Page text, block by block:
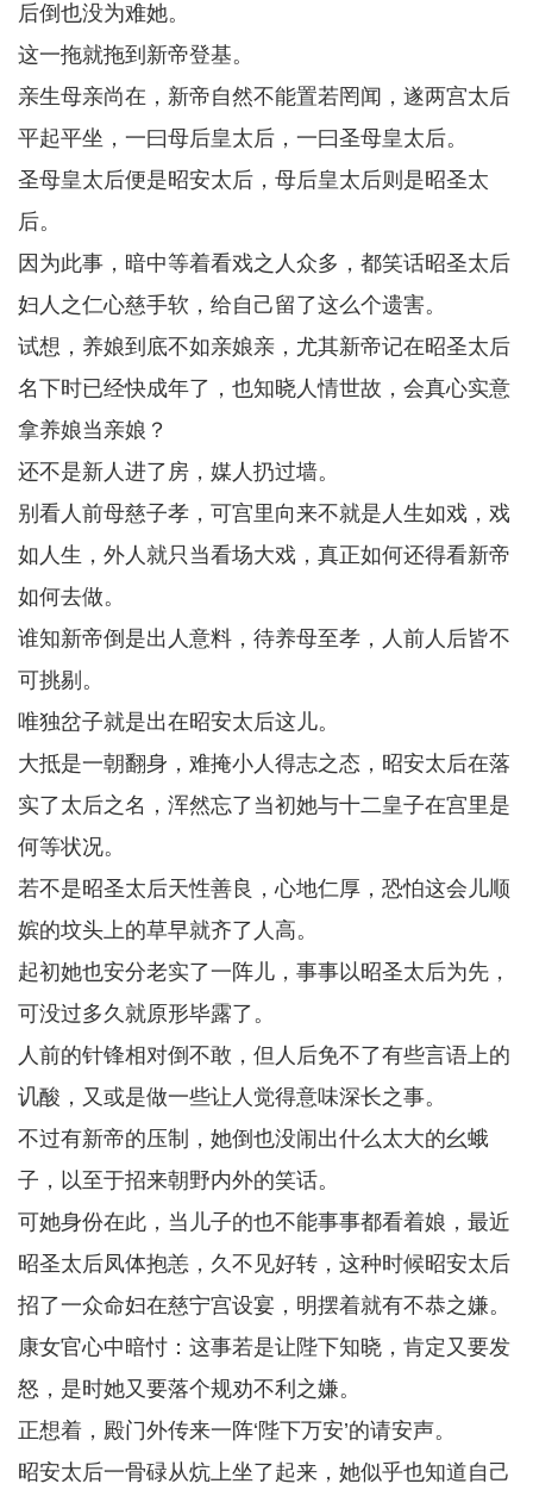
后倒也没为难她。
这一拖就拖到新帝登基。
亲生母亲尚在，新帝自然不能置若罔闻，遂两宫太后
平起平坐，一曰母后皇太后，一曰圣母皇太后。
圣母皇太后便是昭安太后，母后皇太后则是昭圣太
后。
因为此事，暗中等着看戏之人众多，都笑话昭圣太后
妇人之仁心慈手软，给自己留了这么个遗害。
试想，养娘到底不如亲娘亲，尤其新帝记在昭圣太后
名下时已经快成年了，也知晓人情世故，会真心实意
拿养娘当亲娘？
还不是新人进了房，媒人扔过墙。
别看人前母慈子孝，可宫里向来不就是人生如戏，戏
如人生，外人就只当看场大戏，真正如何还得看新帝
如何去做。
谁知新帝倒是出人意料，待养母至孝，人前人后皆不
可挑剔。
唯独岔子就是出在昭安太后这儿。
大抵是一朝翻身，难掩小人得志之态，昭安太后在落
实了太后之名，浑然忘了当初她与十二皇子在宫里是
何等状况。
若不是昭圣太后天性善良，心地仁厚，恐怕这会儿顺
嫔的坟头上的草早就齐了人高。
起初她也安分老实了一阵儿，事事以昭圣太后为先，
可没过多久就原形毕露了。
人前的针锋相对倒不敢，但人后免不了有些言语上的
讥酸，又或是做一些让人觉得意味深长之事。
不过有新帝的压制，她倒也没闹出什么太大的幺蛾
子，以至于招来朝野内外的笑话。
可她身份在此，当儿子的也不能事事都看着娘，最近
昭圣太后凤体抱恙，久不见好转，这种时候昭安太后
招了一众命妇在慈宁宫设宴，明摆着就有不恭之嫌。
康女官心中暗忖：这事若是让陛下知晓，肯定又要发
怒，是时她又要落个规劝不利之嫌。
正想着，殿门外传来一阵‘陛下万安’的请安声。
昭安太后一骨碌从炕上坐了起来，她似乎也知道自己